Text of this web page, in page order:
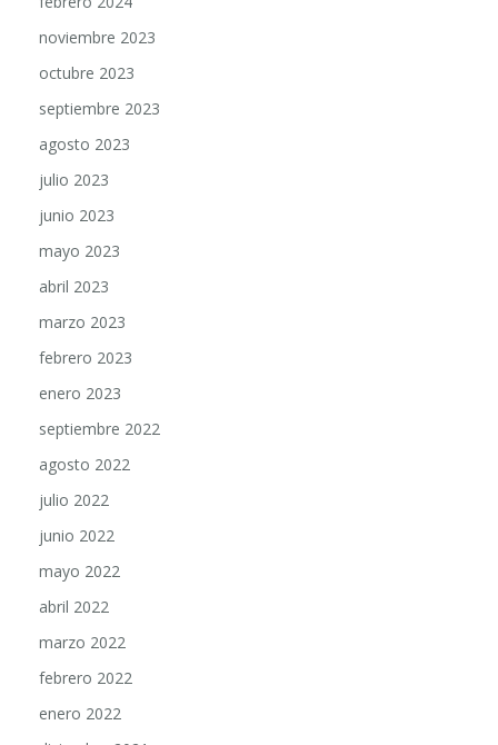
noviembre 2023
octubre 2023
septiembre 2023
agosto 2023
julio 2023
junio 2023
mayo 2023
abril 2023
marzo 2023
febrero 2023
enero 2023
septiembre 2022
agosto 2022
julio 2022
junio 2022
mayo 2022
abril 2022
marzo 2022
febrero 2022
enero 2022
diciembre 2021